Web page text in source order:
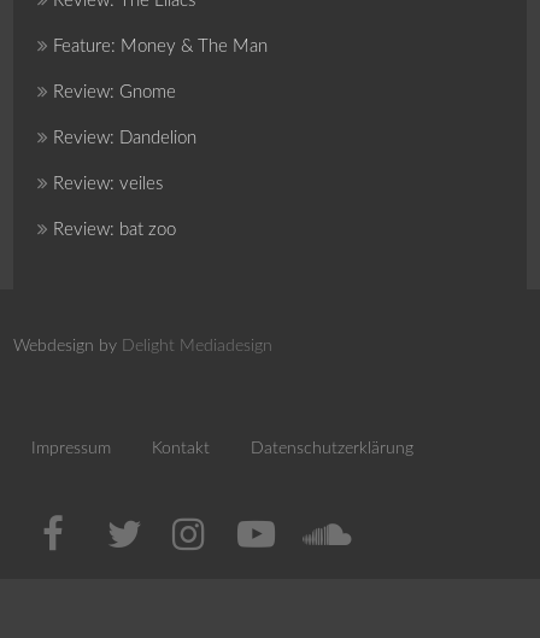
Feature: Money & The Man
Review: Gnome
Review: Dandelion
Review: veiles
Review: bat zoo
Webdesign by Delight Mediadesign
Impressum Kontakt Datenschutzerklärung